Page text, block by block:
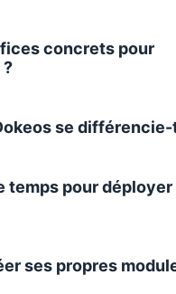
concrets pour
?
se
temps pour déployer
ses propres